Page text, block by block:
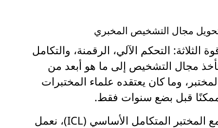
مجال التشخيص المخبري
الثلاثة: التحكم الآلي، الرقمنة، والتكامل
مجال التشخيص إلى ما هو أبعد من
وما كان يعتقده علماء المختبرات
قبل بضع سنوات فقط.
المختبر المتكامل الأساسي (ICL)
، نعمل